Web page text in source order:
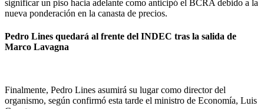
significar un piso hacia adelante como anticipó el BCRA debido a la
nueva ponderación en la canasta de precios.
Pedro Lines quedará al frente del INDEC tras la salida de
Marco Lavagna
Finalmente, Pedro Lines asumirá su lugar como director del
organismo, según confirmó esta tarde el ministro de Economía, Luis